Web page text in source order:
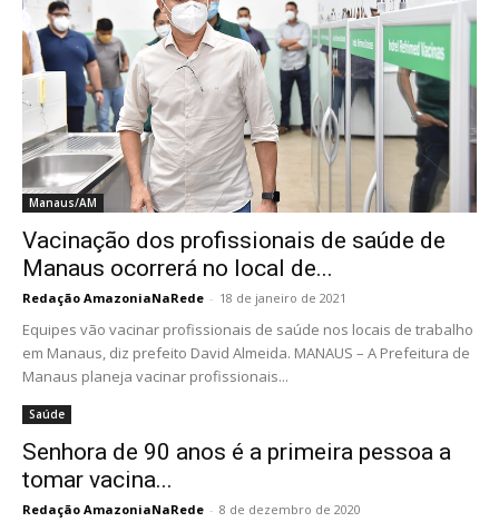
Manaus/AM
Vacinação dos profissionais de saúde de
Manaus ocorrerá no local de...
Redação AmazoniaNaRede - 18 de janeiro de 2021
Equipes vão vacinar profissionais de saúde nos locais de trabalho
em Manaus, diz prefeito David Almeida. MANAUS – A Prefeitura de
Manaus planeja vacinar profissionais...
Saúde
Senhora de 90 anos é a primeira pessoa a
tomar vacina...
Redação AmazoniaNaRede - 8 de dezembro de 2020